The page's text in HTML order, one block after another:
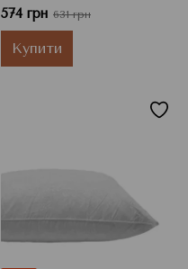
70x70 см
574 грн 631 грн
Купити